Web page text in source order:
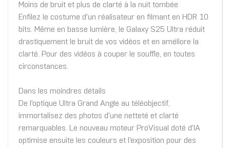
Moins de bruit et plus de clarté à la nuit tombée
Enfilez le costume d'un réalisateur en filmant en HDR 10
bits. Même en basse lumière, le Galaxy S25 Ultra réduit
drastiquement le bruit de vos vidéos et en améliore la
clarté. Pour des vidéos à couper le souffle, en toutes
circonstances.
Dans les moindres détails
De l'optique Ultra Grand Angle au téléobjectif,
immortalisez des photos d'une netteté et clarté
remarquables. Le nouveau moteur ProVisual doté d'IA
optimise ensuite les couleurs et l'exposition pour des